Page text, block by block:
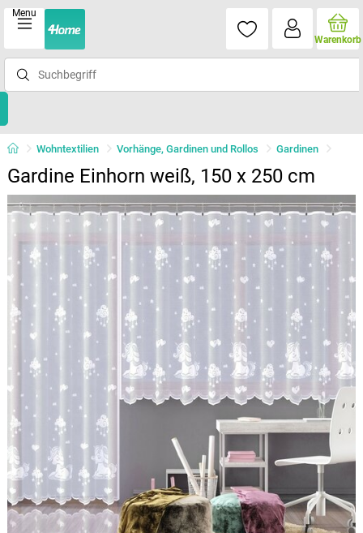
Menu
Warenkorb
Wohntextilien Vorhänge, Gardinen und Rollos Gardinen
Gardine Einhorn weiß, 150 x 250 cm